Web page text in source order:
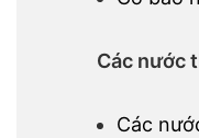
Các nước
Các